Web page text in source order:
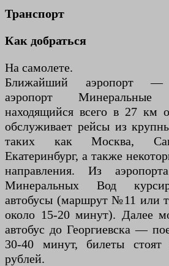
Транспорт
Как добраться
На самолете.
Ближайший аэропорт —
аэропорт
находящийся всего в 27 км
обслуживает рейсы из
таких как Москва,
Екатеринбург, а также
направления. Из
Минеральных Вод
автобусы (маршрут №11 или
около 15-20 минут). Далее
автобус до Георгиевска —
30-40 минут, билеты стоят
рублей.